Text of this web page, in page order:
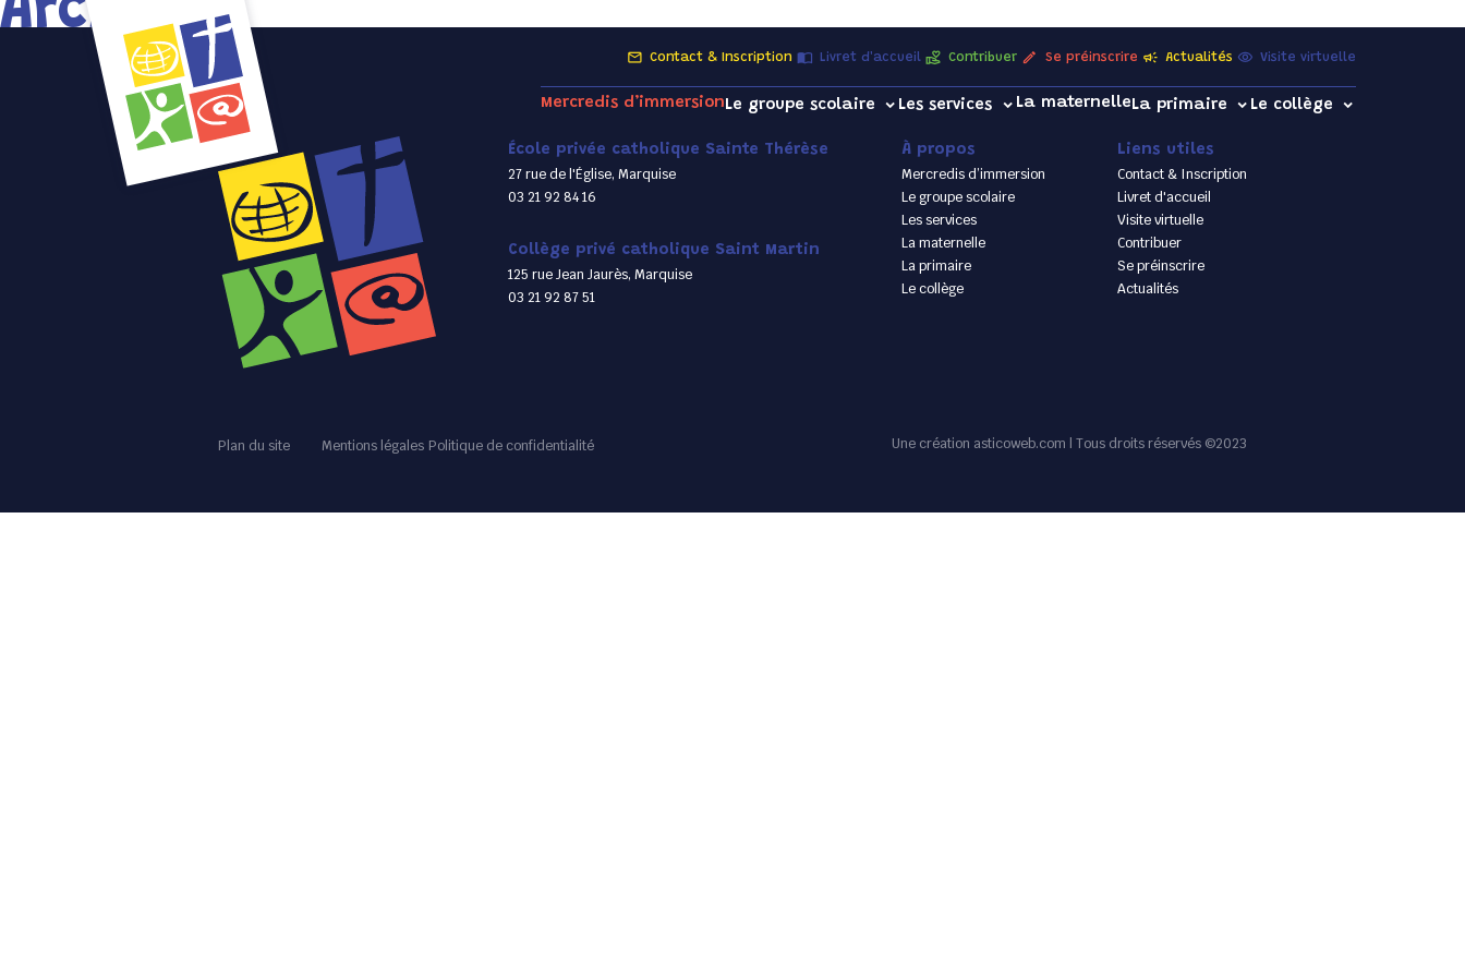
Contact & Inscription Livret d'accueil Contribuer Se préinscrire Actualités Visite virtuelle
Mercredis d’immersion Le groupe scolaire Les services La maternelle La primaire Le collège
Archives
École privée catholique Sainte Thérèse
27 rue de l'Église, Marquise
03 21 92 84 16
Collège privé catholique Saint Martin
125 rue Jean Jaurès, Marquise
03 21 92 87 51
À propos
Mercredis d’immersion
Le groupe scolaire
Les services
La maternelle
La primaire
Le collège
Liens utiles
Contact & Inscription
Livret d'accueil
Visite virtuelle
Contribuer
Se préinscrire
Actualités
Plan du site Mentions légales Politique de confidentialité Une création asticoweb.com | Tous droits réservés ©2023